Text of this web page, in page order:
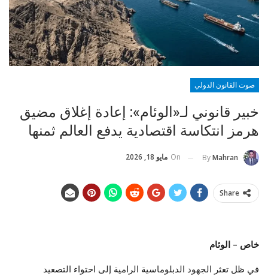
صوت القانون الدولي
خبير قانوني لـ«الوئام»: إعادة إغلاق مضيق
هرمز انتكاسة اقتصادية يدفع العالم ثمنها
ByMahran
On مايو 18, 2026
Share
خاص – الوئام
في ظل تعثر الجهود الدبلوماسية الرامية إلى احتواء التصعيد